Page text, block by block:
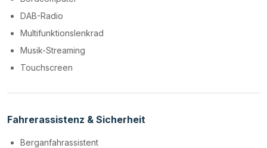
DAB-Radio
Multifunktionslenkrad
Musik-Streaming
Touchscreen
Fahrerassistenz & Sicherheit
Berganfahrassistent